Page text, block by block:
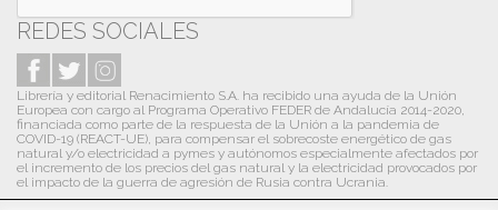
REDES SOCIALES
Librería y editorial Renacimiento S.A. ha recibido una ayuda de la Unión
Europea con cargo al Programa Operativo FEDER de Andalucía 2014-2020,
financiada como parte de la respuesta de la Unión a la pandemia de
COVID-19 (REACT-UE), para compensar el sobrecoste energético de gas
natural y/o electricidad a pymes y autónomos especialmente afectados por
el incremento de los precios del gas natural y la electricidad provocados por
el impacto de la guerra de agresión de Rusia contra Ucrania.